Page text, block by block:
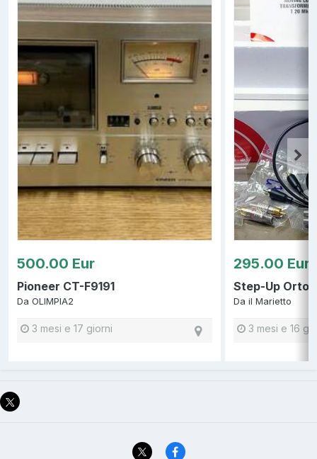
500.00 Eur
Pioneer CT-F9191
Da OLIMPIA2
3 mesi e 17 giorni
295.00 Eur
Step-Up
Da il Marietto
3 mesi e 16